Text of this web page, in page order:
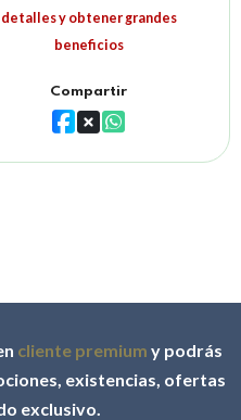
detalles y obtener grandes
beneficios
Compartir
cliente premium y podrás
existencias, ofertas
exclusivo.